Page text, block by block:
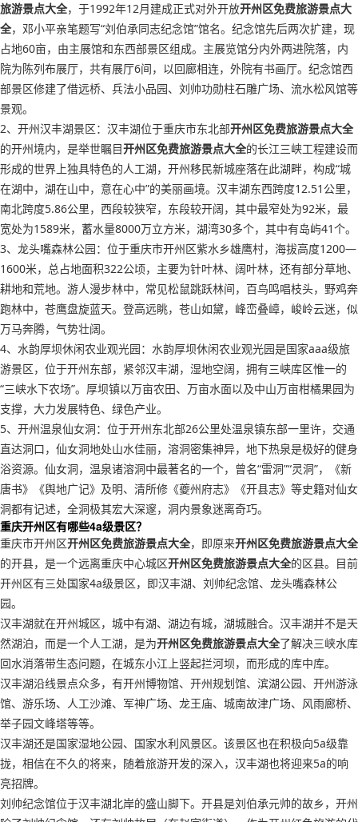
旅游景点大全，于1992年12月建成正式对外开放开州区免费旅游景点大
全，邓小平亲笔题写“刘伯承同志纪念馆”馆名。纪念馆先后两次扩建，现
占地60亩，由主展馆和东西部景区组成。主展览馆分内外两进院落，内
院为陈列布展厅，共有展厅6间，以回廊相连，外院有书画厅。纪念馆西
部景区修建了借远桥、兵法小品园、刘帅功勋柱石雕广场、流水松风馆等
景观。
2、开州汉丰湖景区：汉丰湖位于重庆市东北部开州区免费旅游景点大全
的开州境内，是举世瞩目开州区免费旅游景点大全的长江三峡工程建设而
形成的世界上独具特色的人工湖，开州移民新城座落在此湖畔，构成“城
在湖中，湖在山中，意在心中”的美丽画境。汉丰湖东西跨度12.51公里，
南北跨度5.86公里，西段较狭窄，东段较开阔，其中最窄处为92米，最
宽处为1589米，蓄水量8000万立方米，湖湾30多个，其中有岛屿41个。
3、龙头嘴森林公园：位于重庆市开州区紫水乡雄鹰村，海拔高度1200—
1600米，总占地面积322公顷，主要为针叶林、阔叶林，还有部分草地、
耕地和荒地。游人漫步林中，常见松鼠跳跃林间，百鸟鸣唱枝头，野鸡奔
跑林中，苍鹰盘旋蓝天。登高远眺，苍山如黛，峰峦叠嶂，峻岭云迷，似
万马奔腾，气势壮阔。
4、水韵厚坝休闲农业观光园：水韵厚坝休闲农业观光园是国家aaa级旅
游景区，位于开州东部，紧邻汉丰湖，湿地空阔，拥有三峡库区惟一的
“三峡水下农场”。厚坝镇以万亩农田、万亩水面以及中山万亩柑橘果园为
支撑，大力发展特色、绿色产业。
5、开州温泉仙女洞：位于开州东北部26公里处温泉镇东部一里许，交通
直达洞口，仙女洞地处山水佳丽，溶洞密集神异，地下热泉是极好的健身
浴资源。仙女洞，温泉诸溶洞中最著名的一个，曾名“雷洞”“灵洞”，《新
唐书》《舆地广记》及明、清所修《夔州府志》《开县志》等史籍对仙女
洞都有记述，全洞极其宏大深邃，洞内景象迷离奇巧。
重庆开州区有哪些4a级景区？
重庆市开州区开州区免费旅游景点大全，即原来开州区免费旅游景点大全
的开县，是一个远离重庆中心城区开州区免费旅游景点大全的区县。目前
开州区有三处国家4a级景区，即汉丰湖、刘帅纪念馆、龙头嘴森林公
园。
汉丰湖就在开州城区，城中有湖、湖边有城，湖城融合。汉丰湖并不是天
然湖泊，而是一个人工湖，是为开州区免费旅游景点大全了解决三峡水库
回水消落带生态问题，在城东小江上竖起拦河坝，而形成的库中库。
汉丰湖沿线景点众多，有开州博物馆、开州规划馆、滨湖公园、开州游泳
馆、游乐场、人工沙滩、军神广场、龙王庙、城南故津广场、风雨廊桥、
举子园文峰塔等等。
汉丰湖还是国家湿地公园、国家水利风景区。该景区也在积极向5a级靠
拢，相信在不久的将来，随着旅游开发的深入，汉丰湖也将迎来5a的响
亮招牌。
刘帅纪念馆位于汉丰湖北岸的盛山脚下。开县是刘伯承元帅的故乡，开州